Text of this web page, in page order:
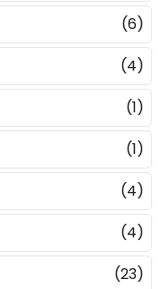
(6)
(4)
(1)
(1)
(4)
(4)
(23)